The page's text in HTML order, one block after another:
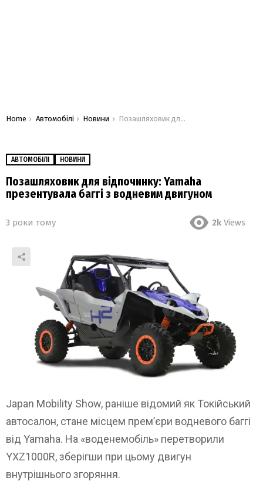
You are here:
Home Автомобілі Новини Позашляховик для відпочинку: Yamaha презентувала баггі з водневим двигуном
АВТОМОБІЛІ НОВИНИ
Позашляховик для відпочинку: Yamaha
презентувала баггі з водневим двигуном
3 роки тому 2k Views
Japan Mobility Show, раніше відомий як Токійський
автосалон, стане місцем прем’єри водневого баггі
від Yamaha. На «воденемобіль» перетворили
YXZ1000R, зберігши при цьому двигун
внутрішнього згоряння.